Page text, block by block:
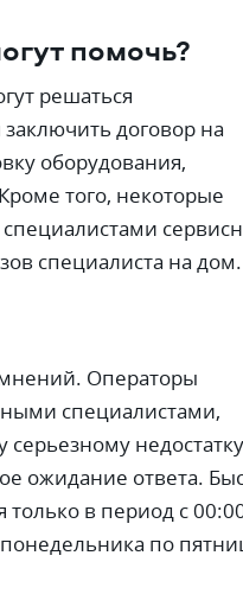
помочь?
решаться
договор на
оборудования,
того, некоторые
специалиста на дом.
Операторы
специалистами,
недостатку
ожидание ответа.
только в период с
по